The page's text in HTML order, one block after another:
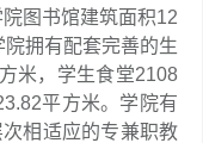
图书馆建筑面积12
拥有配套完善的生
米，学生食堂2108
平方米。学院有
相适应的专兼职教